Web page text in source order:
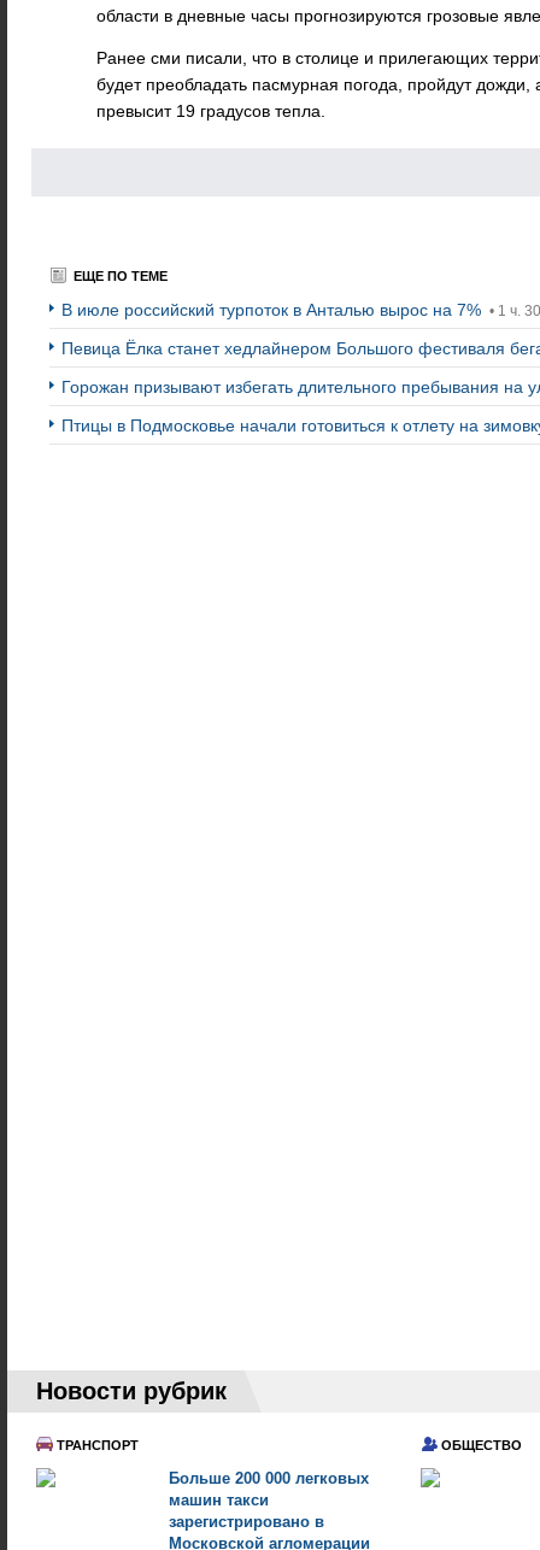
области в дневные часы прогнозируются грозовые
Ранее сми писали, что в столице и прилегающих
будет преобладать пасмурная погода, пройдут дожди,
превысит 19 градусов тепла.
ЕЩЕ ПО ТЕМЕ
В июле российский турпоток в Анталью вырос на 7% • 1 ч.
Певица Ёлка станет хедлайнером Большого фестиваля
Горожан призывают избегать длительного пребывания на
Птицы в Подмосковье начали готовиться к отлету на
Новости рубрик
ТРАНСПОРТ
Больше 200 000 легковых
машин такси
зарегистрировано в
Московской агломерации
ОБЩЕСТВО